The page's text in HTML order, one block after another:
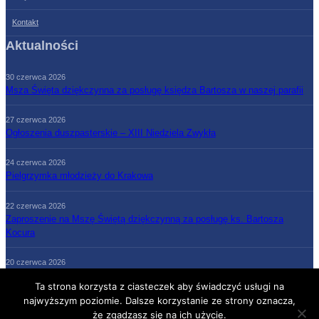
Kontakt
Aktualności
30 czerwca 2026
Msza Święta dziękczynna za posługę księdza Bartosza w naszej parafii
27 czerwca 2026
Ogłoszenia duszpasterskie – XIII Niedziela Zwykła
24 czerwca 2026
Pielgrzymka młodzieży do Krakowa
22 czerwca 2026
Zaproszenie na Mszę Świętą dziękczynną za posługę ks. Bartosza
Kocura
20 czerwca 2026
Ta strona korzysta z ciasteczek aby świadczyć usługi na
najwyższym poziomie. Dalsze korzystanie ze strony oznacza,
że zgadzasz się na ich użycie.